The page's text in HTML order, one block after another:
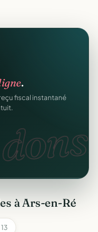
dons.
.
fiscal instantané
à Ars-en-Ré
13